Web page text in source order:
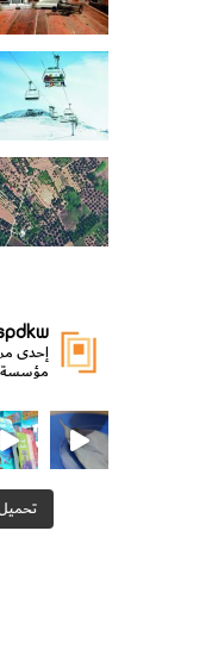
إحدى
مؤسسة
ووزير الدولة لشؤون الش
من الأعماق